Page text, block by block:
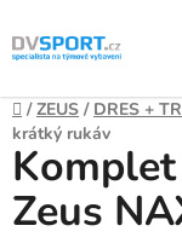
Přejít
na
Domů
/ ZEUS / DRES +
krátký rukáv
Zeus